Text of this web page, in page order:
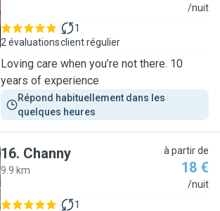
/nuit
2 évaluations
1
client régulier
Loving care when you’re not there. 10
years of experience
Répond habituellement dans les
quelques heures
16. Channy
9.9 km
à partir de
18 €
/nuit
1